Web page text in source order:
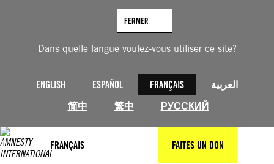
Dans quelle langue voulez-vous utiliser ce site?
ENGLISH ESPAÑOL FRANÇAIS
العربية
简中
繁中 РУССКИЙ
FERMER
FRANÇAIS FAITES UN DON